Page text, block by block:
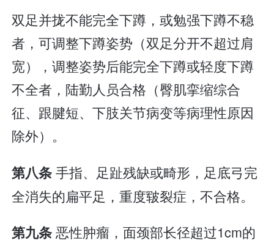
双足并拢不能完全下蹲，或勉强下蹲不稳
者，可调整下蹲姿势（双足分开不超过肩
宽），调整姿势后能完全下蹲或轻度下蹲
不全者，陆勤人员合格（臀肌挛缩综合
征、跟腱短、下肢关节病变等病理性原因
除外）。
第八条手指、足趾残缺或畸形，足底弓完
全消失的扁平足，重度皲裂症，不合格。
第九条恶性肿瘤，面颈部长径超过1cm的